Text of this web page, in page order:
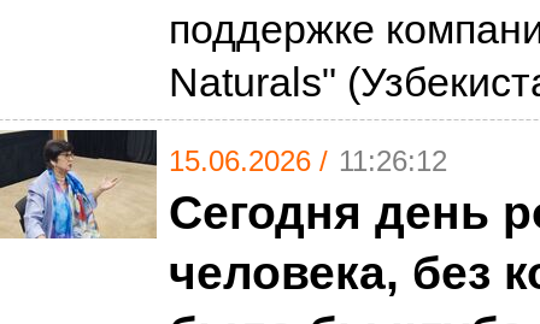
поддержке
Naturals"
15.06.2026 / 11:26:12
Сегодня день
человека, без